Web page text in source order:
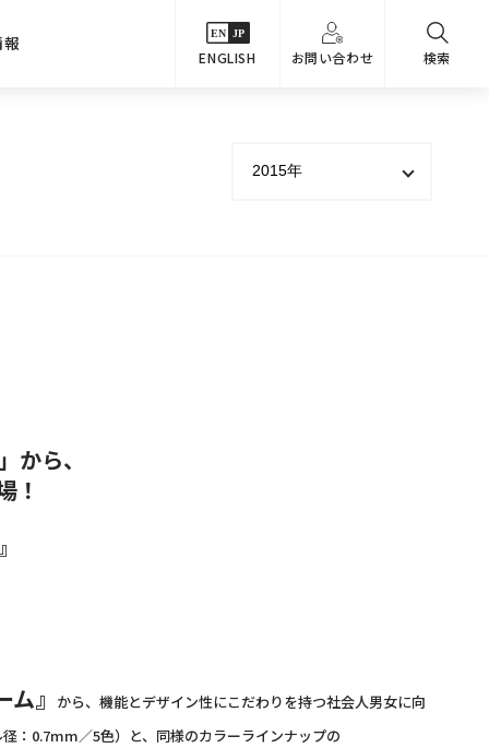
ーンでさがす
コンテンツ
ENGLISH お問い合わせ 検索
から、
！
』
から、機能とデザイン性にこだわりを持つ社会人男女に向
：0.7mm／5色）と、同様のカラーラインナップの